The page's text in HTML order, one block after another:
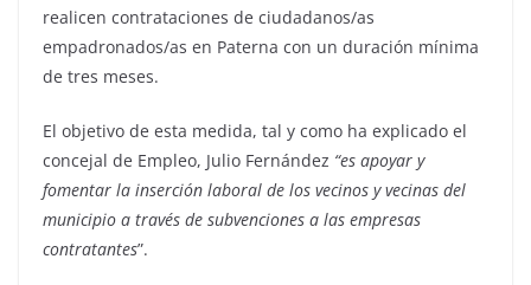
realicen contrataciones de ciudadanos/as
empadronados/as en Paterna con un duración mínima
de tres meses.
El objetivo de esta medida, tal y como ha explicado el
concejal de Empleo, Julio Fernández “es apoyar y
fomentar la inserción laboral de los vecinos y vecinas del
municipio a través de subvenciones a las empresas
contratantes”.